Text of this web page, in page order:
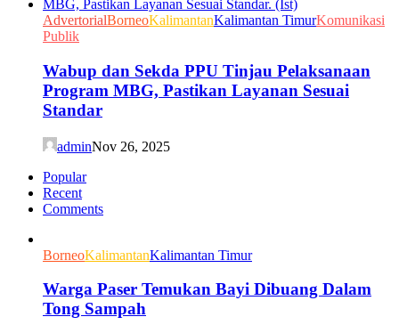
AdvertorialBorneoKalimantanKalimantan TimurKomunikasi
Publik
Wabup dan Sekda PPU Tinjau Pelaksanaan
Program MBG, Pastikan Layanan Sesuai
Standar
adminNov 26, 2025
Popular
Recent
Comments
BorneoKalimantanKalimantan Timur
Warga Paser Temukan Bayi Dibuang Dalam
Tong Sampah